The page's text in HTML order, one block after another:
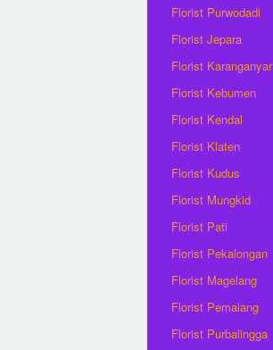
Florist Purwodadi
Florist Jepara
Florist Karanganyar
Florist Kebumen
Florist Kendal
Florist Klaten
Florist Kudus
Florist Mungkid
Florist Pati
Florist Pekalongan
Florist Magelang
Florist Pemalang
Florist Purbalingga